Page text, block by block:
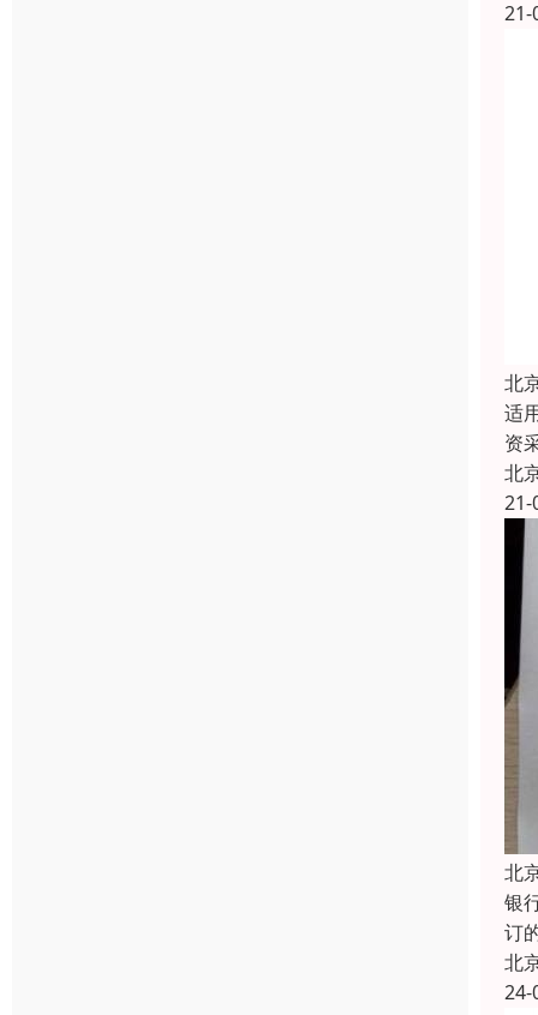
21-
北
适
资
北
21-
北
银
订
北
24-